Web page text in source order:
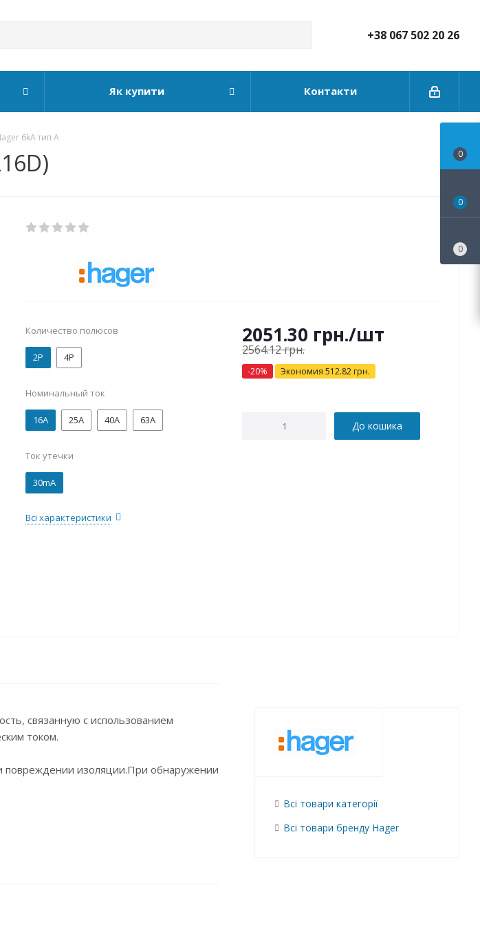
+38 067 502 20 26
Як купити Контакти
6kA тип А
Количество полюсов
2P 4P
Номинальный ток
16А 25А 40А 63А
Ток утечки
30mA
Всі характеристики
2051.30 грн./шт
2564.12грн.
-20% Экономия 512.82 грн.
До кошика
связанную с использованием
током.
повреждении изоляции.При обнаружении
ВЫКЛ) на рычаге
Всі товари категорії
Всі товари бренду Hager
0
0
0